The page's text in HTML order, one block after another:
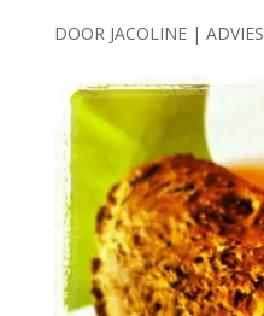
DOOR JACOLINE| ADVIES